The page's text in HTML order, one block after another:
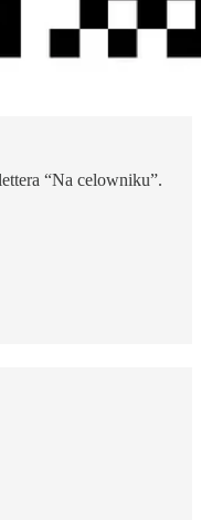
“Na celowniku”.